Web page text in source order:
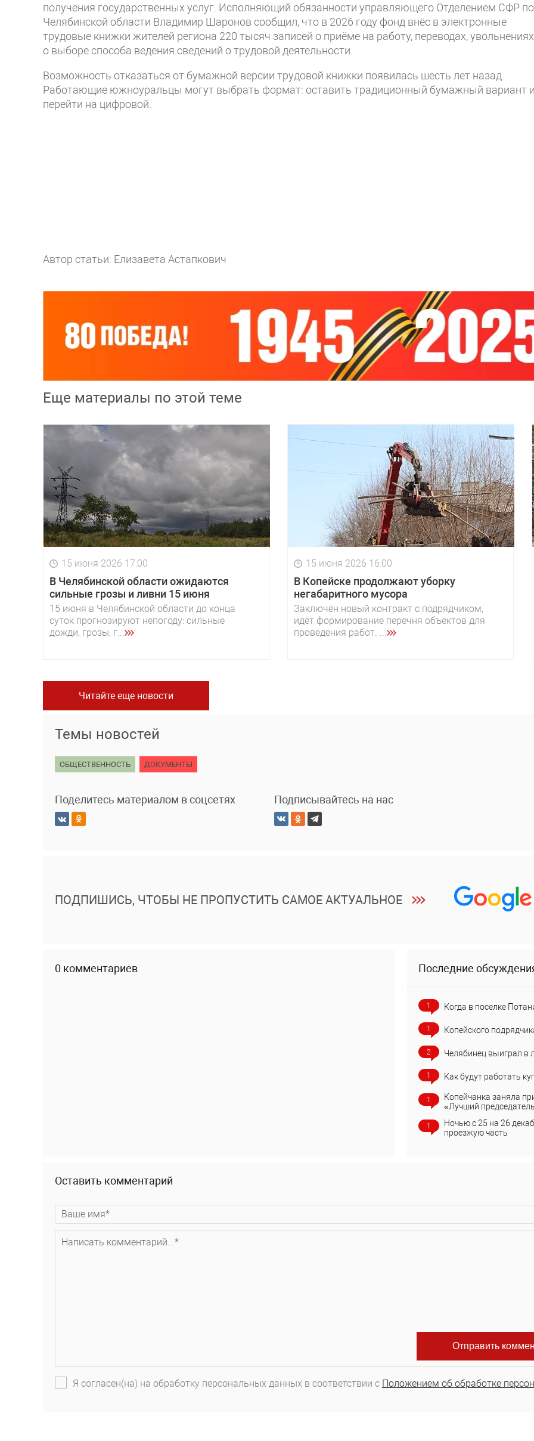
получения государственных услуг. Исполняющий обязанности управляющего Отделением СФР по
Челябинской области Владимир Шаронов сообщил, что в 2026 году фонд внёс в электронные
трудовые книжки жителей региона 220 тысяч записей о приёме на работу, переводах,
о выборе способа ведения сведений о трудовой деятельности.
Возможность отказаться от бумажной версии трудовой книжки появилась шесть лет назад.
Работающие южноуральцы могут выбрать формат: оставить традиционный бумажный вариант
перейти на цифровой.
Автор статьи: Елизавета Астапкович
Еще материалы по этой теме
15 июня 2026 17:00
В Челябинской области ожидаются
сильные грозы и ливни 15 июня
15 июня в Челябинской области до конца
суток прогнозируют непогоду: сильные
дожди, грозы, г...
15 июня 2026 16:00
В Копейске продолжают уборку
негабаритного мусора
Заключён новый контракт с подрядчиком,
идёт формирование перечня объектов для
проведения работ. ...
Читайте еще новости
Темы новостей
ОБЩЕСТВЕННОСТЬ ДОКУМЕНТЫ
Поделитесь материалом в соцсетях Подписывайтесь на нас
ПОДПИШИСЬ, ЧТОБЫ НЕ ПРОПУСТИТЬ САМОЕ АКТУАЛЬНОЕ
0 комментариев Последние
1 Когда в поселке
1 Копейского
2 Челябинец выиграл в
1 Как будут работать
1
Копейчанка заняла
«Лучший
1
Ночью с 25 на 26
проезжую часть
Оставить комментарий
Я согласен(на) на обработку персональных данных в соответствии с Положением об обработке